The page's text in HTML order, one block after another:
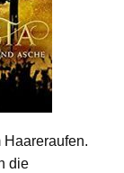
Haareraufen.
die